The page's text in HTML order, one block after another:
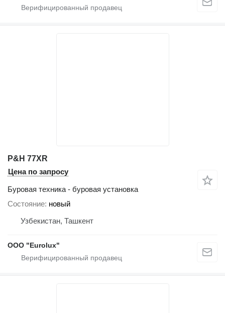
P&H 77XR
Цена по запросу
Буровая техника - буровая установка
Состояние новый
Узбекистан, Ташкент
ООО "Eurolux"